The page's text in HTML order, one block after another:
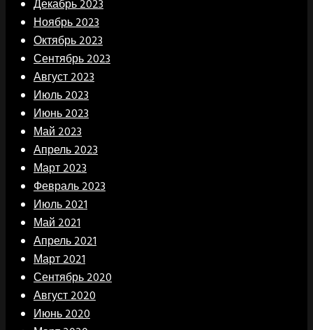
Декабрь 2023
Ноябрь 2023
Октябрь 2023
Сентябрь 2023
Август 2023
Июль 2023
Июнь 2023
Май 2023
Апрель 2023
Март 2023
Февраль 2023
Июль 2021
Май 2021
Апрель 2021
Март 2021
Сентябрь 2020
Август 2020
Июнь 2020